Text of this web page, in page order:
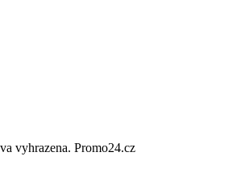
vyhrazena. Promo24.cz